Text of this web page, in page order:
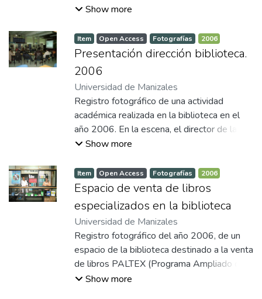
funcionarios de la biblioteca tuvieron que
servicios. Las oficinas y las colecciones las
distribuyeron en diferentes salas de la
universidad.
Show more
Item Open Access Fotografías 2006
Presentación dirección biblioteca.
2006
Universidad de Manizales
Registro fotográfico de una actividad
académica realizada en la biblioteca en el
año 2006. En la escena, el director de la
biblioteca de ese entonces, estaba
con los ejes misionales de la universidad.
Show more
Item Open Access Fotografías 2006
Espacio de venta de libros
especializados en la biblioteca
Universidad de Manizales
Registro fotográfico del año 2006, de un
espacio de la biblioteca destinado a la venta
de libros PALTEX (Programa Ampliado de
Libros de Texto y Materiales de Instrucción).
Show more